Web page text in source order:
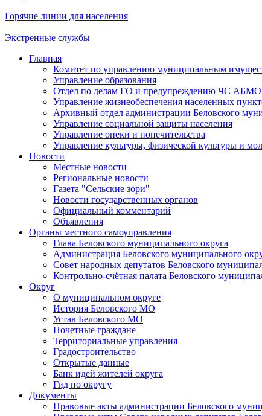
Горячие линии для населения
Экстренные службы
Главная
Комитет по управлению муниципальным
Управление образования
Отдел по делам ГО и предупреждению ЧС АБМО
Управление жизнеобеспечения населенных
Архивный отдел администрации Беловского
Управление социальной защиты населения
Управление опеки и попечительства
Управление культуры, физической культуры и
Новости
Местные новости
Региональные новости
Газета "Сельские зори"
Новости государственных органов
Официальный комментарий
Объявления
Органы местного самоуправления
Глава Беловского муниципального округа
Администрация Беловского муниципального
Совет народных депутатов Беловского
Контрольно-счётная палата Беловского
Округ
О муниципальном округе
История Беловского МО
Устав Беловского МО
Почетные граждане
Территориальные управления
Градостроительство
Открытые данные
Банк идей жителей округа
Гид по округу
Документы
Правовые акты администрации Беловского